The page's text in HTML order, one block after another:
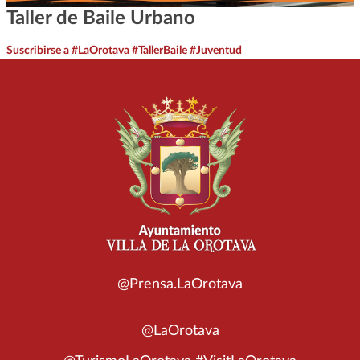
Taller de Baile Urbano
Suscribirse a #LaOrotava #TallerBaile #Juventud
@Prensa.LaOrotava
@LaOrotava